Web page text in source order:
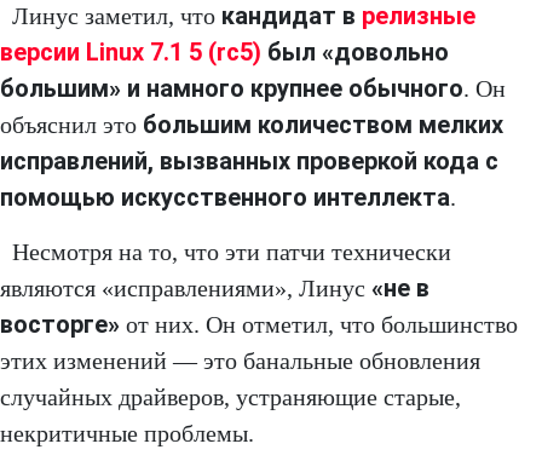
Линус заметил, что кандидат в релизные
версии Linux 7.1 5 (rc5) был «довольно
большим» и намного крупнее обычного. Он
объяснил это большим количеством мелких
исправлений, вызванных проверкой кода с
помощью искусственного интеллекта.
Несмотря на то, что эти патчи технически
являются «исправлениями», Линус «не в
восторге» от них. Он отметил, что большинство
этих изменений — это банальные обновления
случайных драйверов, устраняющие старые,
некритичные проблемы.